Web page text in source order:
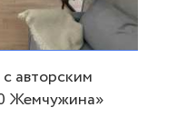
авторским
Жемчужина»